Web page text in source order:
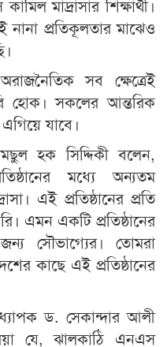
মাদ্রাসার শিক্ষার্থী।
প্রতিকূলতার মাঝেও
সব ক্ষেত্রেই
হোক। সকলের আন্তরিক
যাবে।
হক সিদ্দিকী বলেন,
মধ্যে অন্যতম
এই প্রতিষ্ঠানের প্রতি
এমন একটি প্রতিষ্ঠানের
জন্য সৌভাগ্যের। তোমরা
কাছে এই প্রতিষ্ঠানের
ড. সেকান্দার আলী
যে, ঝালকাঠি এনএস